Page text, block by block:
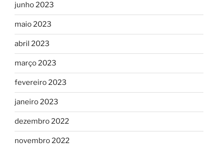
junho 2023
maio 2023
abril 2023
março 2023
fevereiro 2023
janeiro 2023
dezembro 2022
novembro 2022